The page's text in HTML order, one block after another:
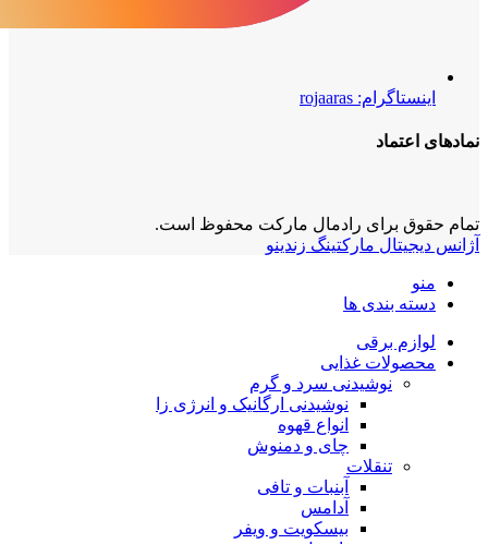
اینستاگرام: rojaaras
نمادهای‌ اعتماد
تمام حقوق برای رادمال مارکت محفوظ است.
آژانس دیجیتال مارکتینگ زندینو
منو
دسته بندی ها
لوازم برقی
محصولات غذایی
نوشیدنی سرد و گرم
نوشیدنی ارگانیک و انرژی زا
انواع قهوه
چای و دمنوش
تنقلات
آبنبات و تافی
آدامس
بیسکویت و ویفر